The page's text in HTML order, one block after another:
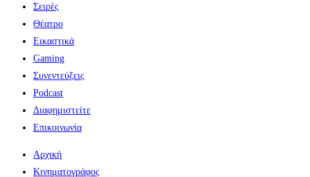
Σειρές
Θέατρο
Εικαστικά
Gaming
Συνεντεύξεις
Podcast
Διαφημιστείτε
Επικοινωνία
Αρχική
Κινηματογράφος